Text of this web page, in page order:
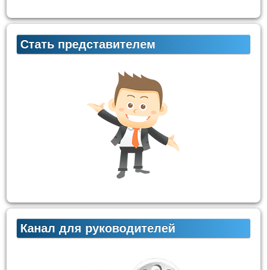
Стать представителем
Канал для руководителей